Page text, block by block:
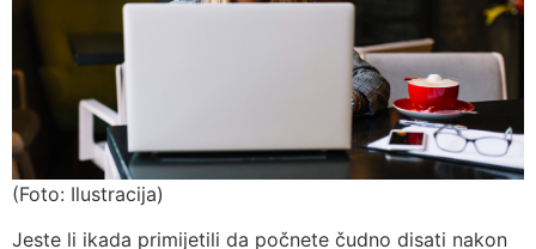
(Foto: Ilustracija)
Jeste li ikada primijetili da počnete čudno disati nakon